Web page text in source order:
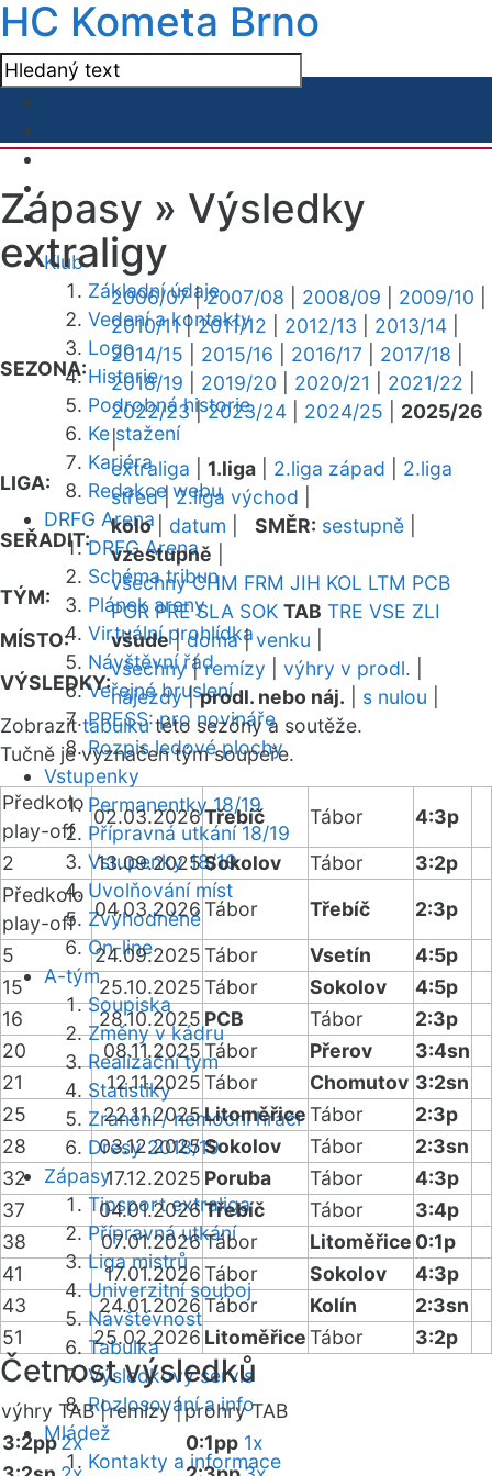
HC Kometa Brno
Klub
Základní údaje
Vedení a kontakty
Logo
Historie
Podrobná historie
Ke stažení
Kariéra
Redakce webu
DRFG Arena
DRFG Arena
Schéma tribun
Plánek areny
Virtuální prohlídka
Návštěvní řád
Veřejné bruslení
PRESS: pro novináře
Rozpis ledové plochy
Vstupenky
Permanentky 18/19
Přípravná utkání 18/19
Vstupenky 18/19
Uvolňování míst
Zvýhodněné
On-line
A-tým
Soupiska
Změny v kádru
Realizační tým
Statistiky
Zranění / nemocní hráči
Dresy 2018/19
Zápasy
Tipsport extraliga
Přípravná utkání
Liga mistrů
Univerzitní souboj
Návštěvnost
Tabulka
Výsledkový servis
Rozlosování a info
Mládež
Kontakty a informace
Zápasy » Výsledky
extraligy
SEZONA:
2006/07|2007/08 2008/09 2009/10
2010/11|2011/12 2012/13 2013/14
2014/15
2015/16 2016/17 2017/18
2018/19
2019/20 2020/21 2021/22
2022/23|2023/24 2024/25
2025/26
|
LIGA:
extraliga 1.liga 2.liga západ
2.liga
střed|2.liga východ
SEŘADIT:
kolo| datum SMĚR: sestupně
vzestupně
TÝM:
všechny CHM FRM JIH KOL LTM PCB
POR PRE SLA SOK TAB TRE VSE ZLI
MÍSTO:
všude|doma|venku
VÝSLEDKY:
všechny|remízy výhry v prodl.
nájezdy|prodl. nebo náj. s nulou
Zobrazittabulkutéto sezóny a soutěže.
Tučně je vyznačen tým soupeře.
Předkolo
play-off
02.03.2026Třebíč Tábor
4:3p
2
13.09.2025Sokolov Tábor
3:2p
Předkolo
play-off
04.03.2026Tábor Třebíč
2:3p
5
24.09.2025Tábor Vsetín
4:5p
15
25.10.2025Tábor Sokolov
4:5p
16
28.10.2025 PCB Tábor
2:3p
20
08.11.2025Tábor Přerov
3:4sn
21
12.11.2025Tábor Chomutov 3:2sn
25
22.11.2025LitoměřiceTábor
2:3p
28
03.12.2025Sokolov Tábor
2:3sn
32
17.12.2025 Poruba Tábor
4:3p
37
04.01.2026Třebíč Tábor
3:4p
38
07.01.2026Tábor Litoměřice 0:1p
41
17.01.2026Tábor Sokolov
4:3p
43
24.01.2026Tábor Kolín
2:3sn
51
25.02.2026 LitoměřiceTábor 3:2p
Četnost výsledků
výhry TAB |remízy |prohry TAB
3:2pp2x
0:1pp 1x